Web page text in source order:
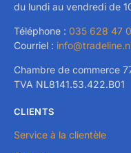
du lundi au vendredi de
Téléphone : 035 628 47
Courriel :
Chambre de commerce
TVA NL8141.53.422.B01
CLIENTS
Service à la clientèle